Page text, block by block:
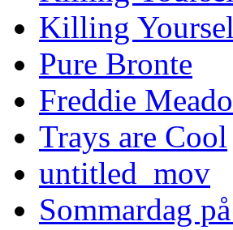
Killing
Pure Bronte
Freddie
Trays are Cool
untitled_mov
Sommardag